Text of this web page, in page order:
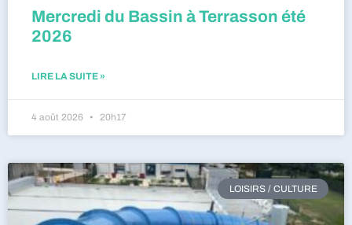
Mercredi du Bassin à Terrasson été
2026
LIRE LA SUITE »
4 août 2026 20h17
LOISIRS / CULTURE